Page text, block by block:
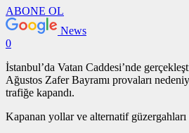
ABONE OL
News
0
İstanbul’da Vatan Caddesi’nde
Ağustos Zafer Bayramı provaları
trafiğe kapandı.
Kapanan yollar ve alternatif güzergahları